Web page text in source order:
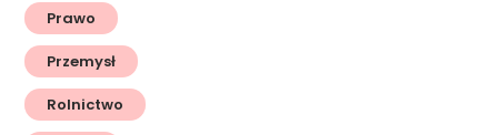
Prawo
Przemysł
Rolnictwo